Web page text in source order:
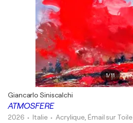
1/11
ATMOSFERE
Giancarlo Siniscalchi
2026 • Italie •Acrylique, Émail sur Toile